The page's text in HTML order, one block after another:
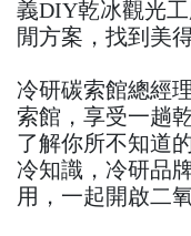
義DIY乾冰觀光
閒方案，找到美
冷研碳索館總經
索館，享受一趟
了解你所不知道
冷知識，冷研品
用，一起開啟二